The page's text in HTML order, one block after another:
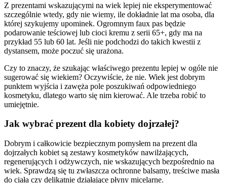
Z prezentami wskazującymi na wiek lepiej nie eksperymentować
szczególnie wtedy, gdy nie wiemy, ile dokładnie lat ma osoba, dla
której szykujemy upominek. Ogromnym faux pas będzie
podarowanie teściowej lub cioci kremu z serii 65+, gdy ma na
przykład 55 lub 60 lat. Jeśli nie podchodzi do takich kwestii z
dystansem, może poczuć się urażona.
Czy to znaczy, że szukając właściwego prezentu lepiej w ogóle nie
sugerować się wiekiem? Oczywiście, że nie. Wiek jest dobrym
punktem wyjścia i zawęża pole poszukiwań odpowiedniego
kosmetyku, dlatego warto się nim kierować. Ale trzeba robić to
umiejętnie.
Jak wybrać prezent dla kobiety dojrzałej?
Dobrym i całkowicie bezpiecznym pomysłem na prezent dla
dojrzałych kobiet są zestawy kosmetyków nawilżających,
regenerujących i odżywczych, nie wskazujących bezpośrednio na
wiek. Sprawdzą się tu zwłaszcza ochronne balsamy, treściwe masła
do ciała czy delikatnie działające płyny micelarne.